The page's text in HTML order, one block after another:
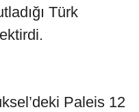
Türk
Paleis 12